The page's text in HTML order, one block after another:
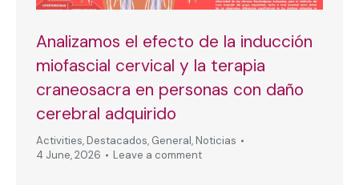
Analizamos el efecto de la inducción
miofascial cervical y la terapia
craneosacra en personas con daño
cerebral adquirido
Activities, Destacados, General, Noticias
4 June, 2026
Leave a comment